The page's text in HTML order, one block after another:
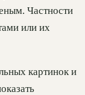
Частности
или их
картинок и